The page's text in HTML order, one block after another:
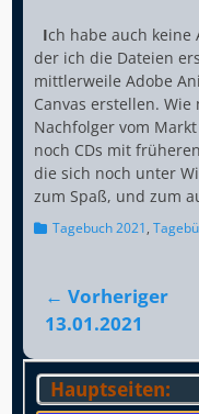
Ich habe auch
der ich die Dateien
mittlerweile Adobe
Canvas erstellen.
Nachfolger vom
noch CDs mit
die sich noch unter
zum Spaß, und zum
Kategorien
Tagebuch 2021,
← Vorheriger
Vorheriger
13.01.2021
Hauptseiten: